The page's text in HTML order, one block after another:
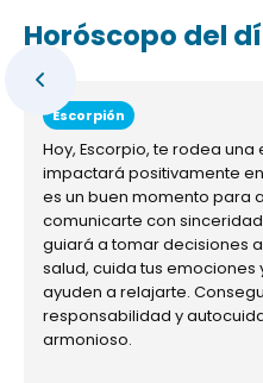
Horóscopo del
Escorpión
Hoy, Escorpio, te rodea
impactará positivamente
es un buen momento para
comunicarte con
guiará a tomar decisiones
salud, cuida tus
ayuden a relajarte.
responsabilidad y
armonioso.